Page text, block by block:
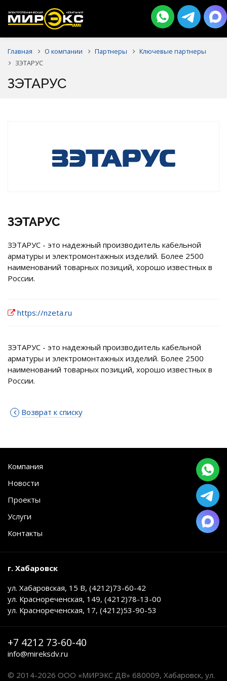
Главная О компании Партнеры
Ключевые партнеры
ЗЭТАРУС
ЗЭТАРУС
ЗЭТАРУС
ЗЭТАРУС - это надежный производитель кабельной
арматуры и электромонтажных изделий. Более 2500
наименований товарных позиций, хорошо известных в
России.
https://nzeta.ru
ЗЭТАРУС - это надежный производитель кабельной
арматуры и электромонтажных изделий. Более 2500
наименований товарных позиций, хорошо известных в
России.
Возврат к списку
Компания
Новости
Проекты
Услуги
Контакты
г. Хабаровск
ул. Хабаровская, 15 В, (4212)73-60-42
ул. Краснореченская, 149, (4212)78-13-00
ул. Краснореченская, 17, (4212)53-90-53
+7 4212 73-60-40
info@mireksdv.ru
© 2014-2026 ООО «МИРЭКС ДВ» 680009, Хабаровск, ул.